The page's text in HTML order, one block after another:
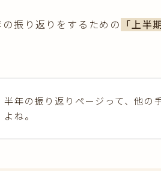
振り返りをするための 「上半
半年の振り返りページって、他の
よね。